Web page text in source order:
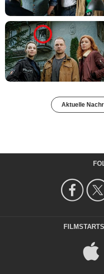
Aktuelle